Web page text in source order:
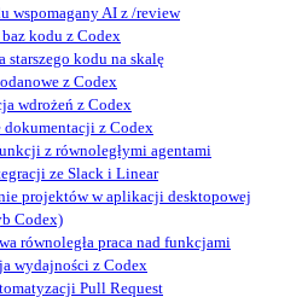
wspomagany AI z /review
kodu z Codex
starszego kodu na skalę
z Codex
wdrożeń z Codex
dokumentacji z Codex
z równoległymi agentami
ze Slack i Linear
projektów w aplikacji desktopowej
Codex)
równoległa praca nad funkcjami
wydajności z Codex
Pull Request